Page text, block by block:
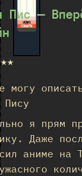
Пис —
могу
Пису
я прям
Даже
аниме на